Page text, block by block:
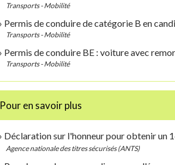
Transports - Mobilité
Permis de conduire de catégorie B en
Transports - Mobilité
Permis de conduire BE : voiture avec
Transports - Mobilité
Pour en savoir plus
Déclaration sur l'honneur pour obtenir un
Agence nationale des titres sécurisés (ANTS)